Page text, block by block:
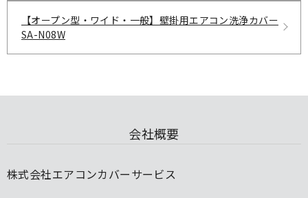
【オープン型・ワイド・一般】壁掛用エアコン洗浄カバー
SA-N08W
会社概要
株式会社エアコンカバーサービス